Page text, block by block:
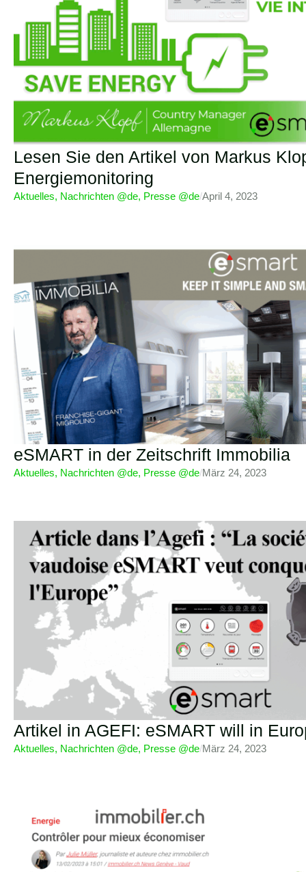
Lesen Sie den Artikel von Markus
Energiemonitoring
Aktuelles, Nachrichten @de, Presse @de/April 4, 2023
eSMART in der Zeitschrift Immobilia
Aktuelles, Nachrichten @de, Presse @de/März 24, 2023
Artikel in AGEFI: eSMART will in
Aktuelles, Nachrichten @de, Presse @de/März 24, 2023